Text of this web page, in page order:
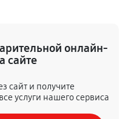
60 минут
LG GA-B389SQCL
онлайн-
сайте
сайт и получите
услуги нашего сервиса